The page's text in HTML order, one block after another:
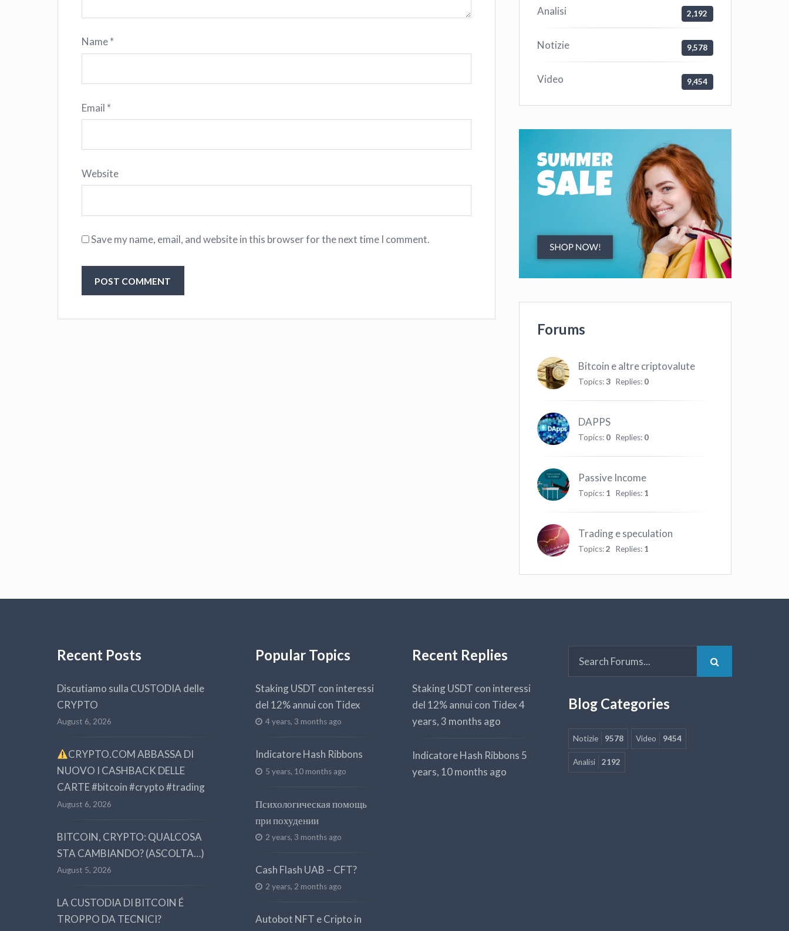
Name*
Email *
Website
Save my name, email, and website in this browser for the next time I comment.
Analisi 2,192
Notizie 9,578
Video 9,454
Forums
Bitcoin e altre criptovalute
Topics:3 Replies: 0
DAPPS
Topics: 0 Replies: 0
Passive Income
Topics: 1 Replies: 1
Trading e speculation
Topics:2 Replies: 1
Recent Posts
Discutiamo sulla CUSTODIA delle
CRYPTO
August 6, 2026
CRYPTO.COM ABBASSA DI
NUOVO I CASHBACK DELLE
CARTE #bitcoin #crypto #trading
August 6, 2026
BITCOIN, CRYPTO: QUALCOSA
STA CAMBIANDO? (ASCOLTA…)
August 5, 2026
LA CUSTODIA DI BITCOIN É
TROPPO DA TECNICI?
Popular Topics
Staking USDT con interessi
del 12% annui con Tidex
4 years, 3 months ago
Indicatore Hash Ribbons
5 years, 10 months ago
Психологическая помощь
при похудении
2 years, 3 months ago
Cash Flash UAB – CFT?
2 years, 2 months ago
Autobot NFT e Cripto in
Recent Replies
Staking USDT con interessi
del 12% annui con Tidex4
years, 3 months ago
Indicatore Hash Ribbons 5
years, 10 months ago
Blog Categories
Notizie 9578 Video 9454
Analisi 2192